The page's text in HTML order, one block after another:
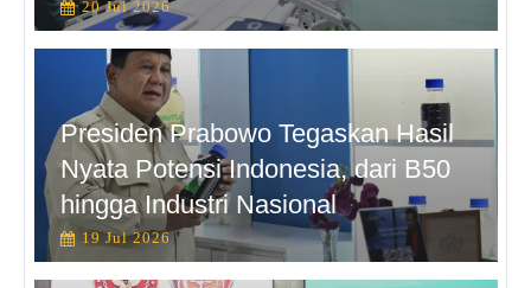
20 Jul 2026
Presiden Prabowo Tegaskan Hasil
Nyata Potensi Indonesia, dari B50
hingga Industri Nasional
19 Jul 2026